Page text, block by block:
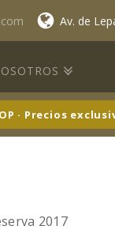
Av. de
· Precios
2017